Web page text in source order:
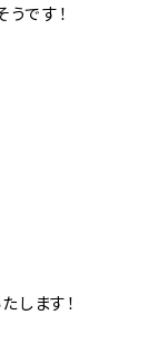
です！
します！